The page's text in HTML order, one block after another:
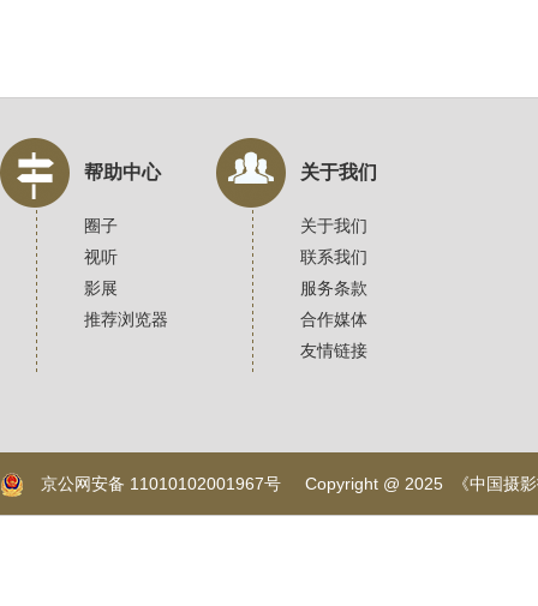
帮助中心 关于我们
圈子
视听
影展
推荐浏览器
关于我们
联系我们
服务条款
合作媒体
友情链接
京公网安备 11010102001967号 Copyright @ 2025 《中国摄